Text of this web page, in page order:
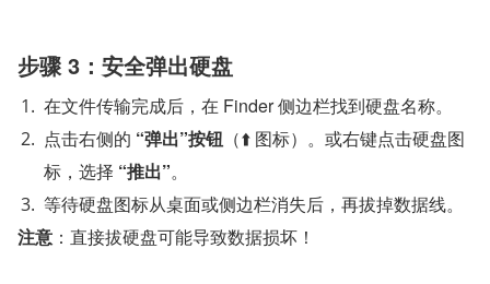
在文件传输完成后，在 Finder 侧边栏找到硬盘名称。
“弹出”按钮 ‌（⬆️ 图标）。或右键点击硬盘图
“推出”‌。
等待硬盘图标从桌面或侧边栏消失后，再拔掉数据线。
注意 ‌：直接拔硬盘可能导致数据损坏！